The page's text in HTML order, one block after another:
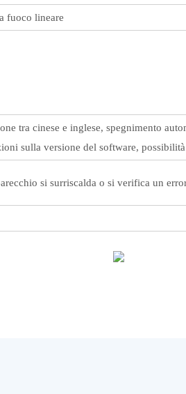
fuoco lineare
tra cinese e inglese, spegnimento
sulla versione del software,
si surriscalda o si verifica un